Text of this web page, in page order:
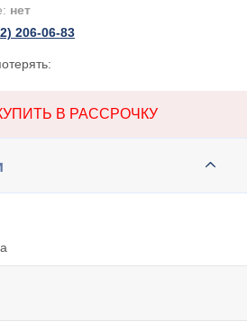
нет
206-06-83
В РАССРОЧКУ